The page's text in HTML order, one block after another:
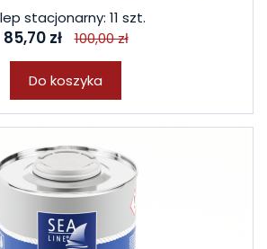
stacjonarny: 11 szt.
85,70 zł 100,00 zł
Do koszyka